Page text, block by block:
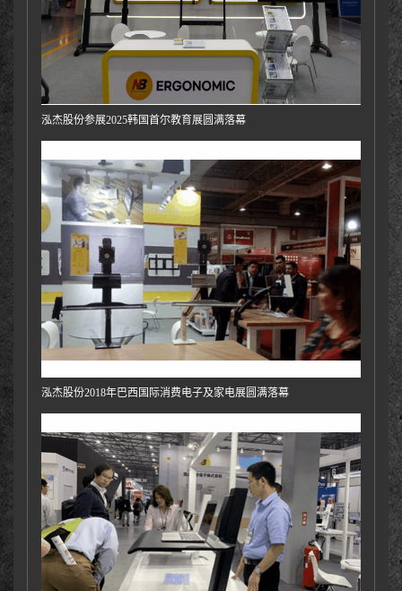
泓杰股份参展2025韩国首尔教育展圆满落幕
泓杰股份2018年巴西国际消费电子及家电展圆满落幕